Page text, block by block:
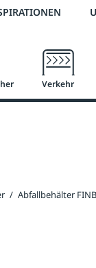
2 % Vorkassen-
Verkehr
/ Abfallbehälter